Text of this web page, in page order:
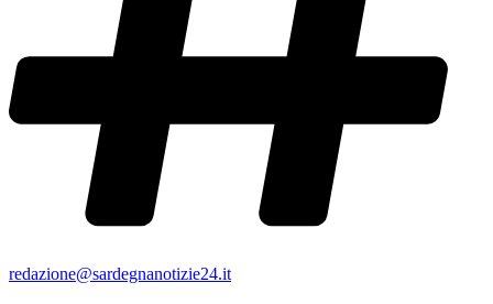
redazione@sardegnanotizie24.it